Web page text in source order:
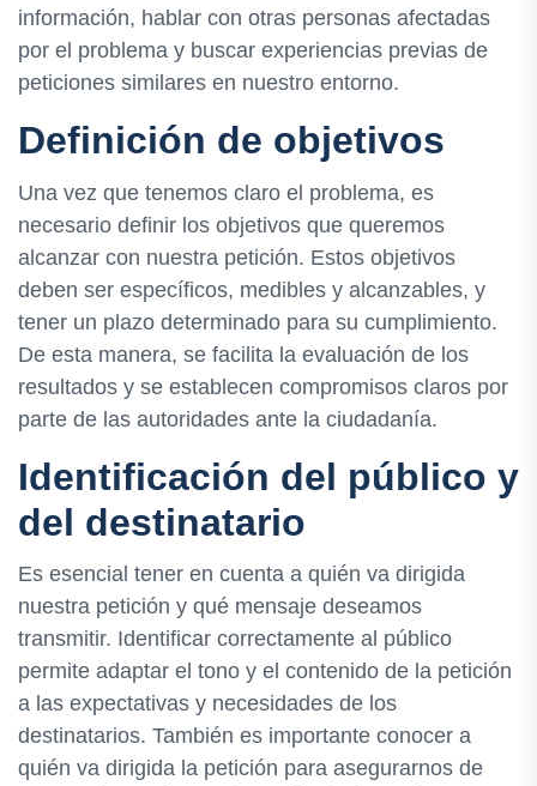
información, hablar con otras personas afectadas
por el problema y buscar experiencias previas de
peticiones similares en nuestro entorno.
Definición de objetivos
Una vez que tenemos claro el problema, es
necesario definir los objetivos que queremos
alcanzar con nuestra petición. Estos objetivos
deben ser específicos, medibles y alcanzables, y
tener un plazo determinado para su cumplimiento.
De esta manera, se facilita la evaluación de los
resultados y se establecen compromisos claros por
parte de las autoridades ante la ciudadanía.
Identificación del público y
del destinatario
Es esencial tener en cuenta a quién va dirigida
nuestra petición y qué mensaje deseamos
transmitir. Identificar correctamente al público
permite adaptar el tono y el contenido de la petición
a las expectativas y necesidades de los
destinatarios. También es importante conocer a
quién va dirigida la petición para asegurarnos de